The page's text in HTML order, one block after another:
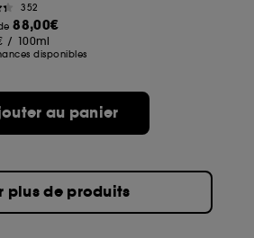
352
88,00€
/ 100ml
disponibles
au panier
plus de produits